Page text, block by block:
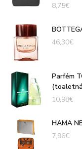
8,75€
46,30€
Parfém
10,98€
HAMA
7,96€